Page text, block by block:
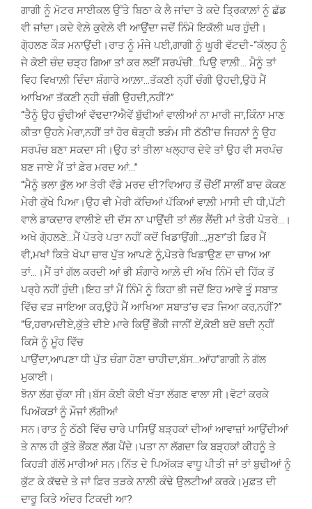
ਗਾਗੀ ਨੂੰ ਮੋਟਰ ਸਾਈਕਲ ਉੱਤੇ ਬਿਠਾ ਕੇ ਲੈ ਜਾਂਦਾ ਤੇ ਕਦੇ ਤ੍ਰਿਕਾਲ਼ਾਂ ਨੂੰ ਛੱਡ
ਵੀ ਜਾਂਦਾ।ਕਦੇ ਵੇਲ਼ੇ ਕੁਵੇਲ਼ੇ ਵੀ ਆਉਂਦਾ ਜਦੋਂ ਨਿੰਮੋ ਇਕੱਲੀ ਘਰ ਹੁੰਦੀ।
ਗੋ੍ਹਲਣ ਕੌੜ ਮਨਾਉਂਦੀ।ਰਾਤ ਨੂੰ ਮੰਜੇ ਪਈ,ਗਾਗੀ ਨੂੰ ਘੂਰੀ ਵੱਟਦੀ-“ਕੱਲ੍ਹ ਨੂੰ
ਜੇ ਕੋਈ ਚੰਦ ਚੜ੍ਹ ਗਿਆ ਤਾਂ ਕਰ ਲਈਂ ਸਰਪੰਚੀ…ਪਿਉ ਵਾਲ਼ੀ… ਮੈਨੂੰ ਤਾਂ
ਵਿਹ ਵਿਖਾਲ਼ੀ ਦਿੰਦਾ ਸ਼ੰਗਾਰੇ ਆਲ਼ਾ…ਤੱਕਣੀ ਨ੍ਹੀਂ ਚੰਗੀ ਉਹਦੀ,ਉਹੋ ਮੈਂ
ਆਖਿਆ ਤੱਕਣੀ ਨ੍ਹੀ ਚੰਗੀ ਉਹਦੀ,ਨਹੀਂ?”
“ਤੈਨੂੰ ਉਹ ਚੂੰਢੀਆਂ ਵੱਢਦਾ?ਐਵੇਂ ਬੁੱਢੀਆਂ ਵਾਲੀਆਂ ਨਾ ਮਾਰੀ ਜਾ,ਕਿੰਨਾ ਮਾਣ
ਕੀਤਾ ਉਹਨੇ ਮੇਰਾ,ਨਹੀਂ ਤਾਂ ਹੋਰ ਥੋੜ੍ਹੀ ਝੜੰਮ ਸੀ ਠੱਠੀ’ਚ ਜਿਹਨਾਂ ਨੂੰ ਉਹ
ਸਰਪੰਚ ਬਣਾ ਸਕਦਾ ਸੀ।ਉਹ ਤਾਂ ਤੀਲਾ ਖਲ੍ਹਾਰ ਦੇਵੇ ਤਾਂ ਉਹ ਵੀ ਸਰਪੰਚ
ਬਣ ਜਾਏ ਮੈਂ ਤਾਂ ਫ਼ੇਰ ਮਰਦ ਆਂ…”
“ਮੈਨੂੰ ਭਲਾ ਭੁੱਲ ਆ ਤੇਰੀ ਵੱਡੇ ਮਰਦ ਦੀ?ਵਿਆਹ ਤੋਂ ਚੌਂਈਂ ਸਾਲੀਂ ਬਾਦ ਕੋਕਣ
ਮੇਰੀ ਕੁੱਖੇ ਪਿਆ।ਉਹ ਵੀ ਮੇਰੀ ਕੱਚਿਆਂ ਪੱਕਿਆਂ ਵਾਲ਼ੀ ਮਾਸੀ ਦੀ ਧੀ,ਪੱਟੀ
ਵਾਲੇ ਡਾਕਦਾਰ ਵਾਲੀਏ ਦੀ ਦੱਸ ਨਾ ਪਾਉਂਦੀ ਤਾਂ ਲੱਭ ਲੈਂਦੀ ਮਾਂ ਤੇਰੀ ਪੋਤਰੇ…।
ਅਖੇ ਗੋ੍ਹਲਣੇ…ਮੈਂ ਪੋਤਰੇ ਪਤਾ ਨਹੀਂ ਕਦੋਂ ਖਿਡਾਉਂਗੀ…,ਸੁਣਾ’ਤੀ ਫ਼ਿਰ ਮੈਂ
ਵੀ,ਮਖਾਂ ਕਿਤੇ ਖੋਪਾ ਚਾਰ ਪੁੱਤ ਆਪਣੇ ਨੂੰ,ਪੋਤਰੇ ਖਿਡਾਉਣ ਦਾ ਚਾਅ ਆ
ਤਾਂ…।ਮੈਂ ਤਾਂ ਗੱਲ ਕਰਦੀ ਆਂ ਭੀ ਸ਼ੰਗਾਰੇ ਆਲ਼ੇ ਦੀ ਅੱਖ ਨਿੰਮੋ ਦੀ ਹਿੱਕ ਤੋਂ
ਪਰ੍ਹੇ ਨਹੀਂ ਹੁੰਦੀ।ਇਹ ਤਾਂ ਮੈਂ ਨਿੰਮੋ ਨੂੰ ਕਿਹਾ ਭੀ ਜਦੋਂ ਇਹ ਆਵੇ ਤੂੰ ਸਬਾਤ
ਵਿੱਚ ਵੜ ਜਾਇਆ ਕਰ,ਉਹੋ ਮੈਂ ਆਖਿਆ ਸਬਾਤ’ਚ ਵੜ ਜਿਆ ਕਰ,ਨਹੀਂ?”
“ਓ,ਹਰਾਮਦੀਏ,ਕੁੱਤੇ ਦੀਏ ਮਾਰੇ ਕਿਉਂ ਭੌਂਕੀ ਜਾਨੀਂ ਏਂ,ਕੋਈ ਬਦੋ ਬਦੀ ਨ੍ਹੀਂ
ਕਿਸੇ ਨੂੰ ਮੂੰਹ ਵਿੱਚ
ਪਾਉਂਦਾ,ਆਪਣਾ ਧੀ ਪੁੱਤ ਚੰਗਾ ਹੋਣਾ ਚਾਹੀਦਾ,ਬੱਸ…ਆੱਹ”ਗਾਗੀ ਨੇ ਗੱਲ
ਮੁਕਾਈ।
ਝੋਨਾ ਲੱਗ ਚੁੱਕਾ ਸੀ।ਬੱਸ ਕੋਈ ਕੋਈ ਖੱਤਾ ਲੱਗਣ ਵਾਲਾ ਸੀ।ਵੋਟਾਂ ਕਰਕੇ
ਪਿਅੱਕੜਾਂ ਨੂੰ ਮੌਜਾਂ ਲੱਗੀਆਂ
ਸਨ।ਰਾਤ ਨੂੰ ਠੱਠੀ ਵਿੱਚ ਚਾਰੇ ਪਾਸਿਉਂ ਬੜ੍ਹਕਾਂ ਦੀਆਂ ਆਵਾਜ਼ਾਂ ਆਉਂਦੀਆਂ
ਤੇ ਨਾਲ ਹੀ ਕੁੱਤੇ ਭੌਂਕਣ ਲੱਗ ਪੈਂਦੇ।ਪਤਾ ਨਾ ਲੱਗਦਾ ਕਿ ਬੜ੍ਹਕਾਂ ਕੀਹਨੂੰ ਤੇ
ਕਿਹੜੀ ਗੱਲੋਂ ਮਾਰੀਆਂ ਸਨ।ਨਿੱਤ ਦੇ ਪਿਅੱਕੜ ਵਾਧੂ ਪੀਤੀ ਜਾਂ ਤਾਂ ਬੁਢੀਆਂ ਨੂੰ
ਕੁੱਟ ਕੇ ਕੱਢਦੇ ਤੇ ਜਾਂ ਫ਼ਿਰ ਤੜਕੇ ਨਾਲ਼ੀ ਕੰਢੇ ਉਲਟੀਆਂ ਕਰਕੇ।ਮੁਫ਼ਤ ਦੀ
ਦਾਰੂ ਕਿਤੇ ਅੰਦਰ ਟਿਕਦੀ ਆ?